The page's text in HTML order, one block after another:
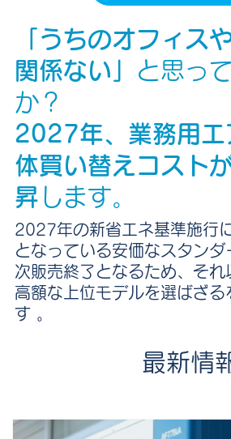
最新情
「うちのオフィス
関係ない」
と思っ
か？
2027年、業務用エ
体買い替えコスト
昇 します。
2027年の新省エネ基準施行
となっている安価なスタンダ
次販売終了となるため、それ
高額な上位モデルを選ばざる
す 。